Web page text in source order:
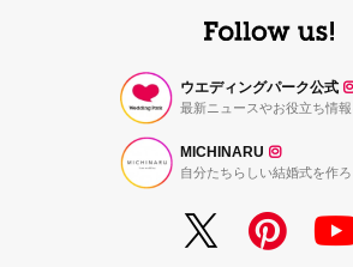
ウエディングパーク公式
最新ニュースやお役立ち情報
MICHINARU
自分たちらしい結婚式を作ろ